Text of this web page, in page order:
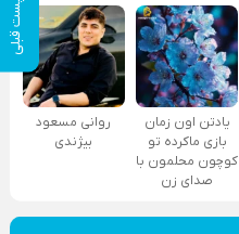
پست قبلی
یادتن اون زمان
بازی ماکرده تو
کوچون محلمون با
صدای زن
روانی مسعود
بیژندی